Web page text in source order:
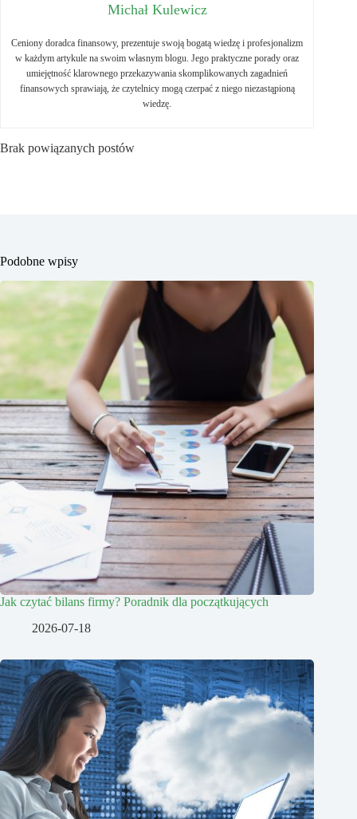
Michał Kulewicz
Ceniony doradca finansowy, prezentuje swoją bogatą wiedzę i profesjonalizm
w każdym artykule na swoim własnym blogu. Jego praktyczne porady oraz
umiejętność klarownego przekazywania skomplikowanych zagadnień
finansowych sprawiają, że czytelnicy mogą czerpać z niego niezastąpioną
wiedzę.
Brak powiązanych postów
Podobne wpisy
Jak czytać bilans firmy? Poradnik dla początkujących
2026-07-18